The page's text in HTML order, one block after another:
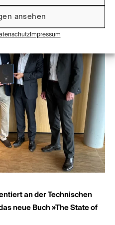
ansehen
Impressum
an der Technischen
neue Buch »The State of